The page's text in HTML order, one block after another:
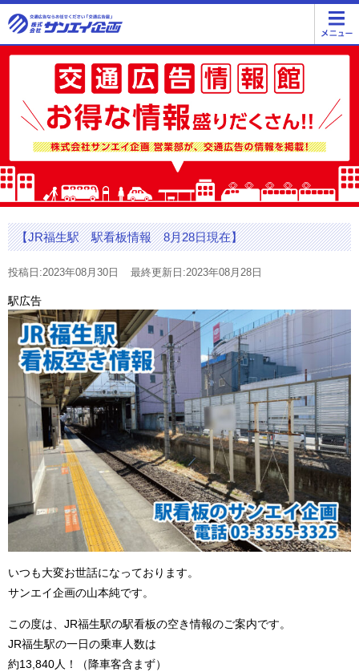
【JR福生駅 駅看板情報 8月28日現在】
投稿日:2023年08月30日 最終更新日:2023年08月28日
駅広告
いつも大変お世話になっております。
サンエイ企画の山本純です。
この度は、JR福生駅の駅看板の空き情報のご案内です。
JR福生駅の一日の乗車人数は
約13,840人！（降車客含まず）